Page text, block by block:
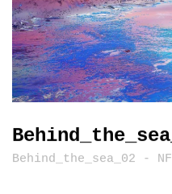
Behind_the_sea_02 -